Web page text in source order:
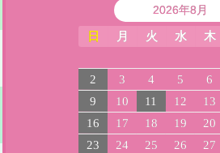
2026年8月
日 月 火 水 木
2
3 4 5 6
9
10 11 12 13
16
17 18 19 20
23
24 25 26 27